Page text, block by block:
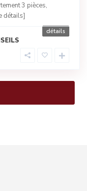
3 pièces,
détails]
détails